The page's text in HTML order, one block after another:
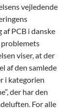
vejledende
PCB i danske
viser, at der
af den samlede
i kategorien
der har den
For alle